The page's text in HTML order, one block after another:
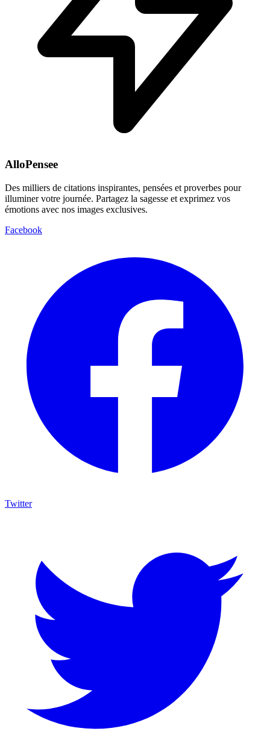
AlloPensee
Des milliers de citations inspirantes, pensées et proverbes pour
illuminer votre journée. Partagez la sagesse et exprimez vos
émotions avec nos images exclusives.
Facebook
Twitter